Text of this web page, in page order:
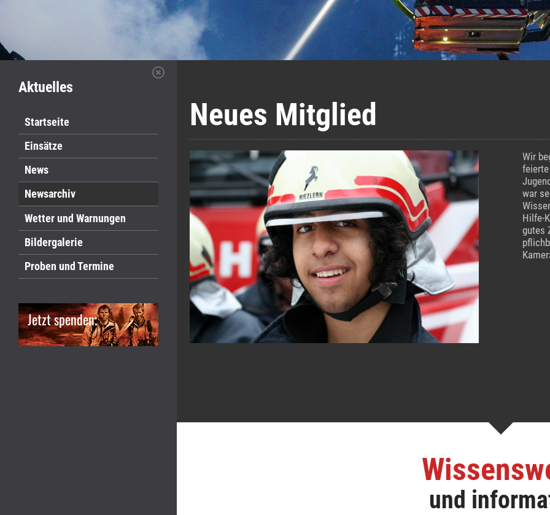
Aktuelles
Startseite
Einsätze
News
Newsarchiv
Wetter und Warnungen
Bildergalerie
Proben und Termine
Jetzt spenden.
Neues Mitglied
Wir
war
Hilfe-
gutes
und